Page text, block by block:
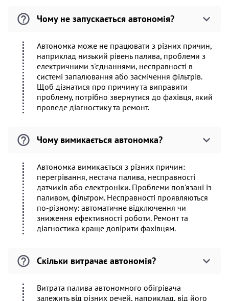
Чому не запускається автономія?
Автономка може не працювати з різних причин,
наприклад низький рівень палива, проблеми з
електричними з'єднаннями, несправності в
системі запалювання або засмічення фільтрів.
Щоб дізнатися про причину та виправити
проблему, потрібно звернутися до фахівця, який
проведе діагностику та ремонт.
Чому вимикається автономка?
Автономка вимикається з різних причин:
перегрівання, нестача палива, несправності
датчиків або електроніки. Проблеми пов'язані із
паливом, фільтром. Несправності проявляються
по-різному: автоматичне відключення чи
зниження ефективності роботи. Ремонт та
діагностика краще довірити фахівцям.
Скільки витрачає автономія?
Витрата палива автономного обігрівача
залежить від різних речей, наприклад, від його